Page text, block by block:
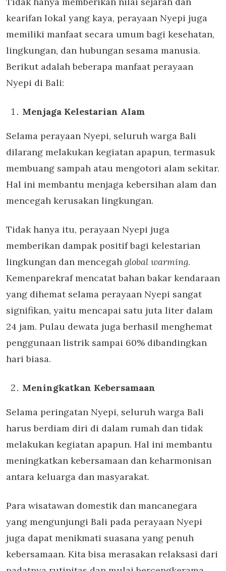
kearifan lokal yang kaya, perayaan Nyepi juga
memiliki manfaat secara umum bagi kesehatan,
lingkungan, dan hubungan sesama manusia.
Berikut adalah beberapa manfaat perayaan
Nyepi di Bali:
Menjaga Kelestarian Alam
Selama perayaan Nyepi, seluruh warga Bali
dilarang melakukan kegiatan apapun, termasuk
membuang sampah atau mengotori alam sekitar.
Hal ini membantu menjaga kebersihan alam dan
mencegah kerusakan lingkungan.
Tidak hanya itu, perayaan Nyepi juga
memberikan dampak positif bagi kelestarian
lingkungan dan mencegah global warming.
Kemenparekraf mencatat bahan bakar kendaraan
yang dihemat selama perayaan Nyepi sangat
signifikan, yaitu mencapai satu juta liter dalam
24 jam. Pulau dewata juga berhasil menghemat
penggunaan listrik sampai 60% dibandingkan
hari biasa.
Meningkatkan Kebersamaan
Selama peringatan Nyepi, seluruh warga Bali
harus berdiam diri di dalam rumah dan tidak
melakukan kegiatan apapun. Hal ini membantu
meningkatkan kebersamaan dan keharmonisan
antara keluarga dan masyarakat.
Para wisatawan domestik dan mancanegara
yang mengunjungi Bali pada perayaan Nyepi
juga dapat menikmati suasana yang penuh
kebersamaan. Kita bisa merasakan relaksasi dari